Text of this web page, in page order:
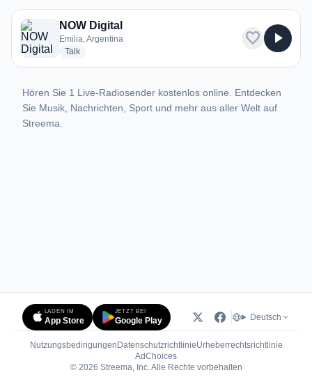
1 Radiosender aus Emilia
NOW Digital
Emilia, Argentina
Talkradio stations
favorite play_arrow
Hören Sie 1 Live-Radiosender kostenlos online. Entdecken
Sie Musik, Nachrichten, Sport und mehr aus aller Welt auf
Streema.
LADEN IM
App Store
JETZT BEI
Google Play Deutsch
Nutzungsbedingungen DatenschutzrichtlinieUrheberrechtsrichtlinie
AdChoices(öffnet in neuem Tab)
© 2026 Streema, Inc. Alle Rechte vorbehalten